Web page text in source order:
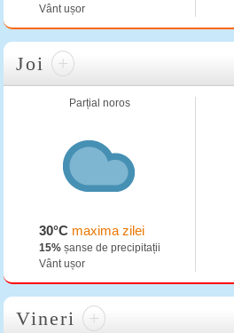
Vânt ușor
Joi +
Parțial noros
30°Cmaxima zilei
15%șanse de precipitații
Vânt ușor
Vineri +